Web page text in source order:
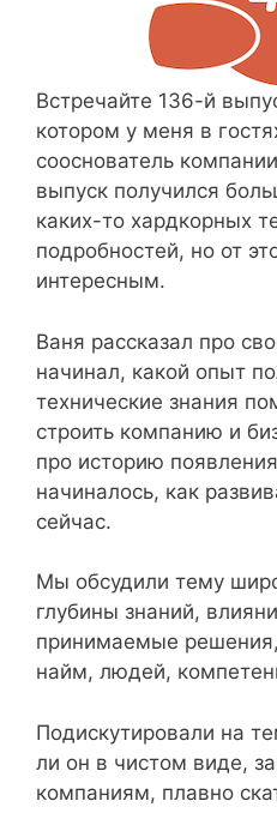
Встречайте 136-й
котором у меня в
сооснователь
выпуск получился
каких-то хардкорных
подробностей, но от
интересным.
Ваня рассказал про
начинал, какой опыт
технические знания
строить компанию и
про историю
начиналось, как
сейчас.
Мы обсудили тему
глубины знаний,
принимаемые
найм, людей,
Подискутировали на
ли он в чистом виде,
компаниям, плавно